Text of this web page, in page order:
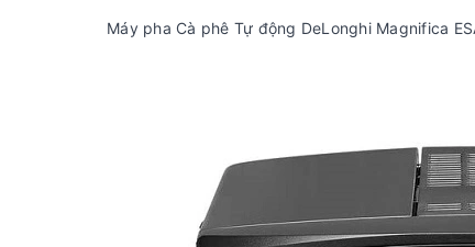
Máy pha Cà phê Tự động DeLonghi Magnifica